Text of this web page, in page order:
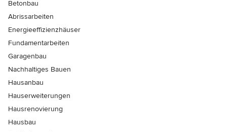
Betonbau
Abrissarbeiten
Energieeffizienzhäuser
Fundamentarbeiten
Garagenbau
Nachhaltiges Bauen
Hausanbau
Hauserweiterungen
Hausrenovierung
Hausbau